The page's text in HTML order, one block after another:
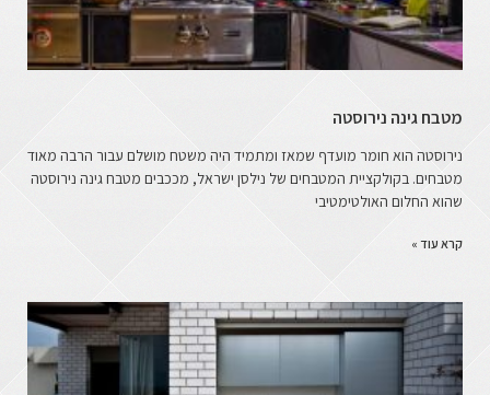
מטבח גינה נירוסטה
נירוסטה הוא חומר מועדף שמאז ומתמיד היה משטח מושלם עבור הרבה מאוד
מטבחים. בקולקציית המטבחים של נילסן ישראל, מככבים מטבח גינה נירוסטה
שהוא החלום האולטימטיבי
קרא עוד »